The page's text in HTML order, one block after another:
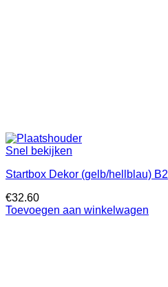
Snel bekijken
Startbox Dekor (gelb/hellblau) B2
€32.60
Toevoegen aan winkelwagen